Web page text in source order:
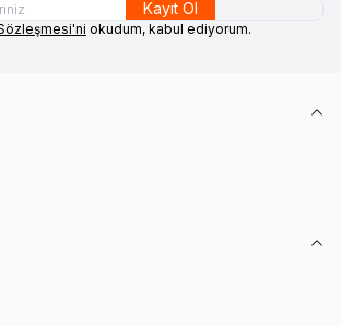
Kayıt Ol
okudum, kabul ediyorum.